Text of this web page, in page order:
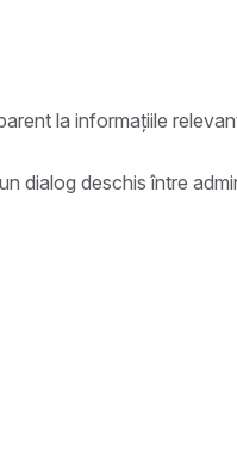
la informațiile
dialog deschis între